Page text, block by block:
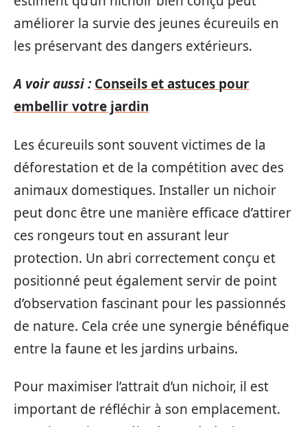
améliorer la survie des jeunes écureuils en
les préservant des dangers extérieurs.
A voir aussi : Conseils et astuces pour
embellir votre jardin
Les écureuils sont souvent victimes de la
déforestation et de la compétition avec des
animaux domestiques. Installer un nichoir
peut donc être une manière efficace d’attirer
ces rongeurs tout en assurant leur
protection. Un abri correctement conçu et
positionné peut également servir de point
d’observation fascinant pour les passionnés
de nature. Cela crée une synergie bénéfique
entre la faune et les jardins urbains.
Pour maximiser l’attrait d’un nichoir, il est
important de réfléchir à son emplacement.